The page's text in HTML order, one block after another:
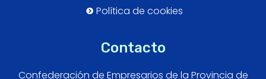
Política de cookies
Contacto
Confederación de Empresarios de la Provincia de